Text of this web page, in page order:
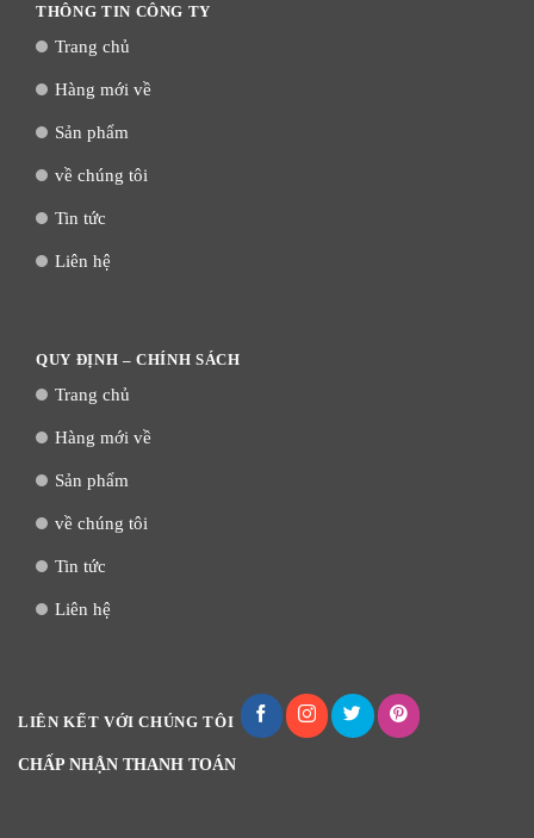
THÔNG TIN CÔNG TY
Trang chủ
Hàng mới về
Sản phẩm
về chúng tôi
Tin tức
Liên hệ
QUY ĐỊNH – CHÍNH SÁCH
Trang chủ
Hàng mới về
Sản phẩm
về chúng tôi
Tin tức
Liên hệ
LIÊN KẾT VỚI CHÚNG TÔI
CHẤP NHẬN THANH TOÁN